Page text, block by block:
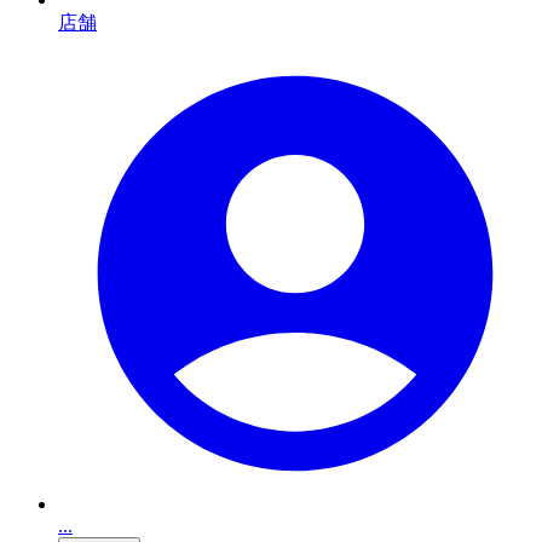
店舗
...